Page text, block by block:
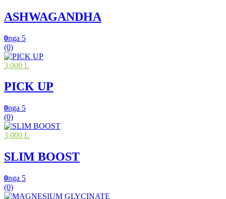
ASHWAGANDHA
0nga 5
(0)
3,000 L
PICK UP
0nga 5
(0)
3,000 L
SLIM BOOST
0nga 5
(0)